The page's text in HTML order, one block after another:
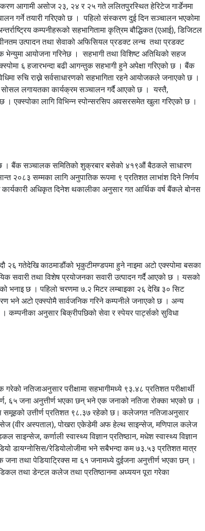
आगामी असोज २३, २४ र २५ गते ललितपुरस्थित हेरिटेज गार्डेनमा
गर्ने तयारी गरिएको छ । पहिलो संस्करण दुई दिन सञ्चालन भएकोमा
कम्पनीहरूको सहभागितामा कृत्रिम बौद्धिकत (एआई), डिजिटल
उत्पादन तथा सेवाको अफिसियल प्रडक्ट लन्च तथा प्रडक्ट
भेन्युमा आयोजना गरिनेछ । सहभागी तथा विशिष्ट अतिथिको सहज
६ हजारभन्दा बढी आगन्तुक सहभागी हुने अपेक्षा गरिएको छ । बैंक
रुचि राख्ने सर्वसाधारणको सहभागिता रहने आयोजकले जनाएको छ ।
लगायतका कार्यक्रम सञ्चालन गर्दै आएको छ । यस्तै,
। एक्स्पोका लागि विभिन्न स्पोन्सरसिप अवसरसमेत खुला गरिएको छ ।
छ । बैंक सञ्चालक समितिको शुक्रबार बसेको ४१९औं बैठकले साधारण
२०८३ सम्मका लागि अनुपातिक रूपमा ९ प्रतिशत लाभांश दिने निर्णय
अधिकृत दिनेश थकालीका अनुसार गत आर्थिक वर्ष बैंकले बोनस
गतेदेखि काठमाडौंको भृकुटीमण्डपमा हुने नाइमा अटो एक्स्पोमा बसका
सवारी तथा विशेष प्रयोजनका सवारी उत्पादन गर्दै आएको छ । यसको
भनाइ छ । पहिलो चरणमा ७.२ मिटर लम्बाइका २६ देखि ३० सिट
भने अटो एक्स्पोमै सार्वजनिक गरिने कम्पनीले जनाएको छ । अन्य
कम्पनीका अनुसार बिक्रीपछिको सेवा र स्पेयर पार्ट्सको सुविधा
नतिजाअनुसार परीक्षामा सहभागीमध्ये ९३.४८ प्रतिशत परीक्षार्थी
६५ जना अनुत्तीर्ण भएका छन् भने एक जनाको नतिजा रोक्का भएको छ ।
समूहको उत्तीर्ण प्रतिशत ९८.३७ रहेको छ। कलेजगत नतिजाअनुसार
(वीर अस्पताल), पोखरा एकेडेमी अफ हेल्थ साइन्सेज, मणिपाल कलेज
कर्णाली स्वास्थ्य विज्ञान प्रतिष्ठान, मधेश स्वास्थ्य विज्ञान
डायग्नोसिस/रेडियोलोजीमा भने सबैभन्दा कम ७३.५३ प्रतिशत मात्र
तथा पेडियाट्रिक्स मा ६१ जनामध्ये दुईजना अनुत्तीर्ण भएका छन् ।
तथा डेन्टल कलेज तथा प्रतिष्ठानमा अध्ययन पूरा गरेका